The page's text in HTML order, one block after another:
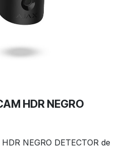
HDR NEGRO
NEGRO DETECTOR de